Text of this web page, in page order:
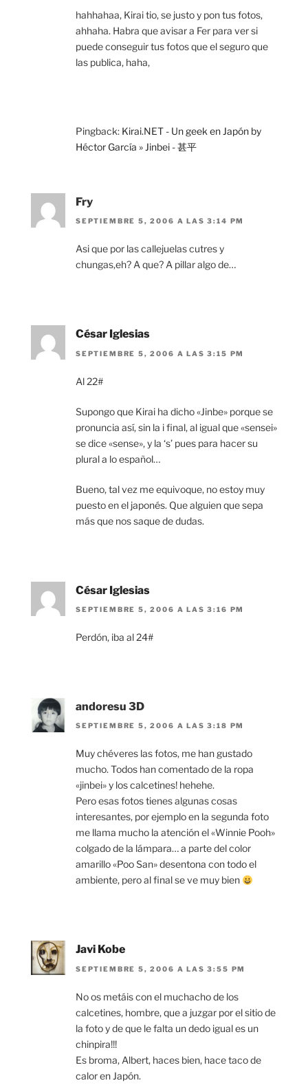
hahhahaa, Kirai tio, se justo y pon tus fotos,
ahhaha. Habra que avisar a Fer para ver si
puede conseguir tus fotos que el seguro que
las publica, haha,
Pingback: Kirai.NET - Un geek en Japón by
Héctor García » Jinbei - 甚平
Fry
SEPTIEMBRE 5, 2006 A LAS 3:14 PM
Asi que por las callejuelas cutres y
chungas,eh? A que? A pillar algo de…
César Iglesias
SEPTIEMBRE 5, 2006 A LAS 3:15 PM
Al 22#
Supongo que Kirai ha dicho «Jinbe» porque se
pronuncia así, sin la i final, al igual que «sensei»
se dice «sense», y la ‘s’ pues para hacer su
plural a lo español…
Bueno, tal vez me equivoque, no estoy muy
puesto en el japonés. Que alguien que sepa
más que nos saque de dudas.
César Iglesias
SEPTIEMBRE 5, 2006 A LAS 3:16 PM
Perdón, iba al 24#
andoresu 3D
SEPTIEMBRE 5, 2006 A LAS 3:18 PM
Muy chéveres las fotos, me han gustado
mucho. Todos han comentado de la ropa
«jinbei» y los calcetines! hehehe.
Pero esas fotos tienes algunas cosas
interesantes, por ejemplo en la segunda foto
me llama mucho la atención el «Winnie Pooh»
colgado de la lámpara… a parte del color
amarillo «Poo San» desentona con todo el
ambiente, pero al final se ve muy bien
Javi Kobe
SEPTIEMBRE 5, 2006 A LAS 3:55 PM
No os metáis con el muchacho de los
calcetines, hombre, que a juzgar por el sitio de
la foto y de que le falta un dedo igual es un
chinpira!!!
Es broma, Albert, haces bien, hace taco de
calor en Japón.